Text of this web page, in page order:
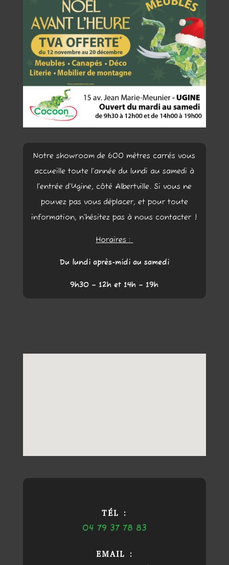
Notre showroom de 600 mètres carrés vous
accueille toute l’année du lundi au samedi à
l’entrée d’Ugine, côté Albertville. Si vous ne
pouvez pas vous déplacer, et pour toute
information, n’hésitez pas à nous contacter !
Horaires :
Du lundi après-midi au samedi
9h30 – 12h et 14h – 19h
TÉL :
04 79 37 78 83
EMAIL :